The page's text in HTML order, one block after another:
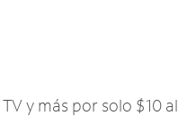
y más por solo $10 al